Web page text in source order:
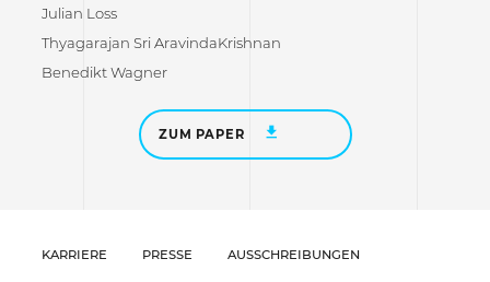
Julian Loss
Thyagarajan Sri AravindaKrishnan
Benedikt Wagner
ZUM PAPER
KARRIERE PRESSE AUSSCHREIBUNGEN